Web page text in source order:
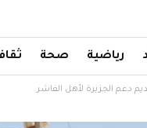
رياضية صحة
دعم الجزيرة لأهل الفاشر